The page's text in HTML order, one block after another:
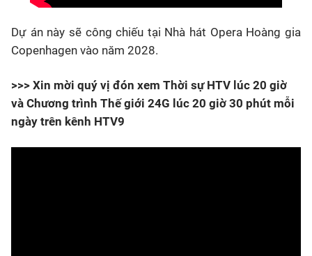
Dự án này sẽ công chiếu tại Nhà hát Opera Hoàng gia
Copenhagen vào năm 2028.
>>> Xin mời quý vị đón xem Thời sự HTV lúc 20 giờ
và Chương trình Thế giới 24G lúc 20 giờ 30 phút mỗi
ngày trên kênh HTV9